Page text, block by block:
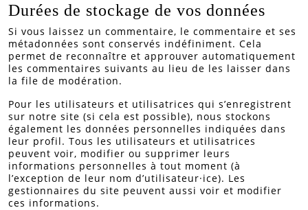
Durées de stockage de vos données
Si vous laissez un commentaire, le commentaire et ses
métadonnées sont conservés indéfiniment. Cela
permet de reconnaître et approuver automatiquement
les commentaires suivants au lieu de les laisser dans
la file de modération.
Pour les utilisateurs et utilisatrices qui s’enregistrent
sur notre site (si cela est possible), nous stockons
également les données personnelles indiquées dans
leur profil. Tous les utilisateurs et utilisatrices
peuvent voir, modifier ou supprimer leurs
informations personnelles à tout moment (à
l’exception de leur nom d’utilisateur·ice). Les
gestionnaires du site peuvent aussi voir et modifier
ces informations.